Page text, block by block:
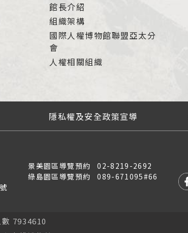
館長介紹
組織架構
國際人權博物館聯盟亞太分
會
人權相關組織
隱私權及安全政策宣導
景美園區導覽預約
02-8219-2692
綠島園區導覽預約
089-671095#66
7934610